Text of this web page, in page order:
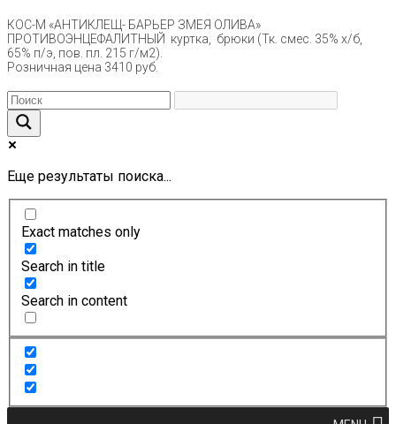
КОС-М «АНТИКЛЕЩ- БАРЬЕР ЗМЕЯ ОЛИВА»
ПРОТИВОЭНЦЕФАЛИТНЫЙ куртка, брюки (Тк. смес. 35% х/б,
65% п/э, пов. пл. 215 г/м2).
Розничная цена 3410 руб.
Еще результаты поиска...
Exact matches only
Search in title
Search in content